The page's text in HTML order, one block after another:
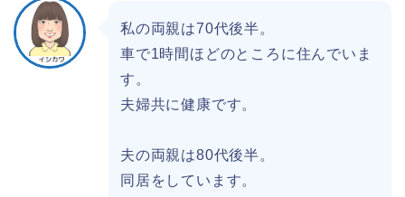
私の両親は70代後半。
車で1時間ほどのところに住んでいま
す。
夫婦共に健康です。
夫の両親は80代後半。
同居をしています。